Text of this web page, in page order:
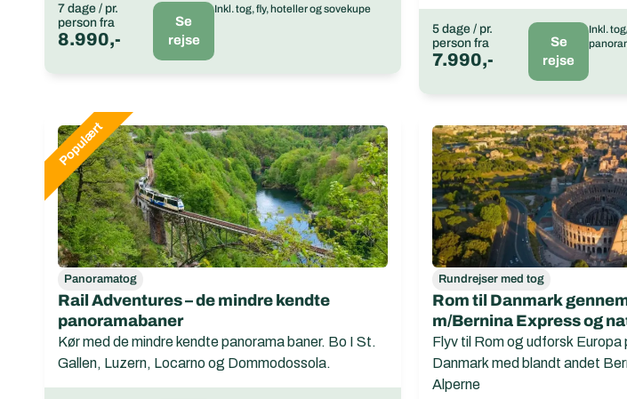
7 dage / pr.
person fra
8.990,-
Se
rejse
Inkl. tog, fly, hoteller og sovekupe
5 dage / pr.
person fra
7.990,-
Se
rejse
Inkl.
Panoramatog
Rail Adventures – de mindre kendte
panoramabaner
Kør med de mindre kendte panorama baner. Bo I St.
Gallen, Luzern, Locarno og Dommodossola.
Rundrejser med tog
Rom til Danmark
m/Bernina Express og
Flyv til Rom og udforsk Europa
Danmark med blandt andet
Alperne